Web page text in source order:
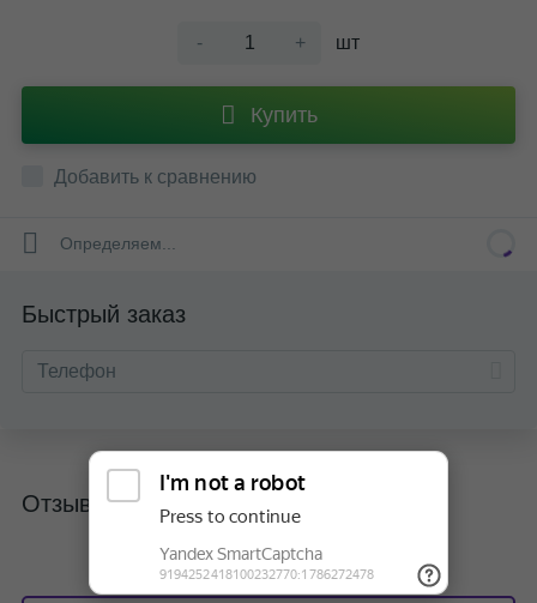
- + шт
Купить
Добавить к сравнению
Определяем...
Быстрый заказ
Отзывы